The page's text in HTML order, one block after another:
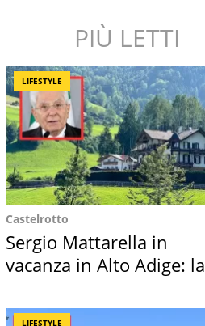
PIÙ LETTI
LIFESTYLE
Castelrotto
Sergio Mattarella in
vacanza in Alto Adige: la
LIFESTYLE